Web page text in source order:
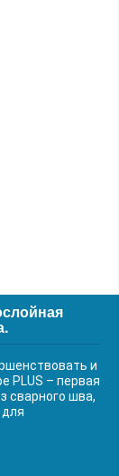
и
PLUS – первая
сварного шва,